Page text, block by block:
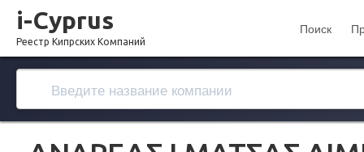
i-Cyprus
Реестр Кипрских Компаний
Поиск